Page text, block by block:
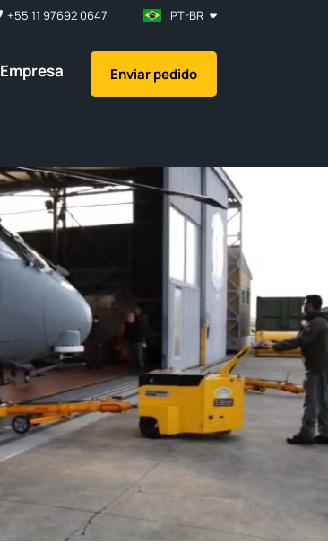
+55 11 97692 0647 PT-BR
Empresa Enviar pedido